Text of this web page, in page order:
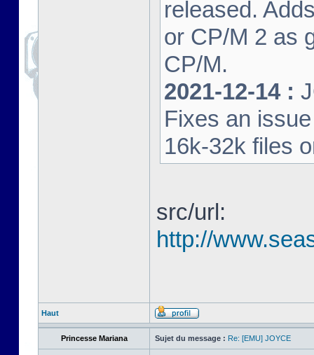
released.
or CP/M 2 as
CP/M.
2021-12-14 :
Fixes an
16k-32k files
src/url:
http://
Haut
Princesse Mariana Sujet du message : Re: [EMU] JOYCE